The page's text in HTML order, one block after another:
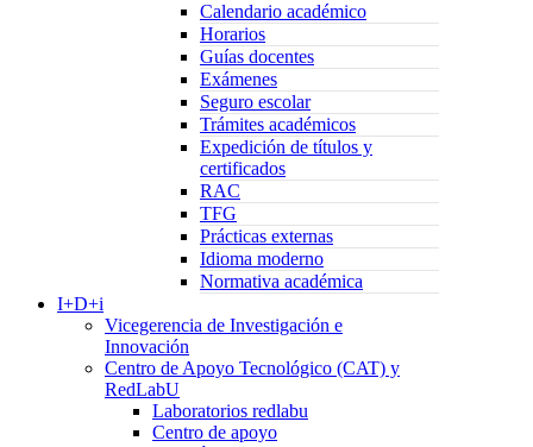
Calendario académico
Horarios
Guías docentes
Exámenes
Seguro escolar
Trámites académicos
Expedición de títulos y
certificados
RAC
TFG
Prácticas externas
Idioma moderno
Normativa académica
I+D+i
Vicegerencia de Investigación e
Innovación
Centro de Apoyo Tecnológico (CAT) y
RedLabU
Laboratorios redlabu
Centro de apoyo